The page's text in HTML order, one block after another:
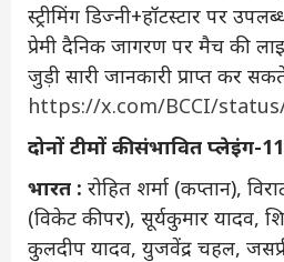
स्ट्रीमिंग डिज्नी+हॉटस्टार पर
प्रेमी दैनिक जागरण पर मैच की
जुड़ी सारी जानकारी प्राप्‍त कर
https://x.com/BCCI/
दोनों टीमों की संभावित प्लेइंग-
भारत : रोहित शर्मा (कप्तान),
(विकेट कीपर), सूर्यकुमार यादव,
कुलदीप यादव, युजवेंद्र चहल,